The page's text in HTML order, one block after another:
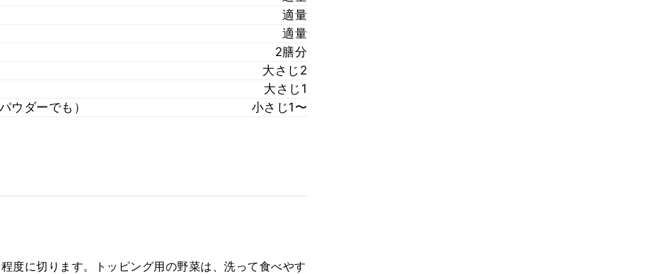
適量
適量
2膳分
大さじ2
大さじ1
ウダーでも）
小さじ1〜
度に切ります。トッピング用の野菜は、洗って食べやす